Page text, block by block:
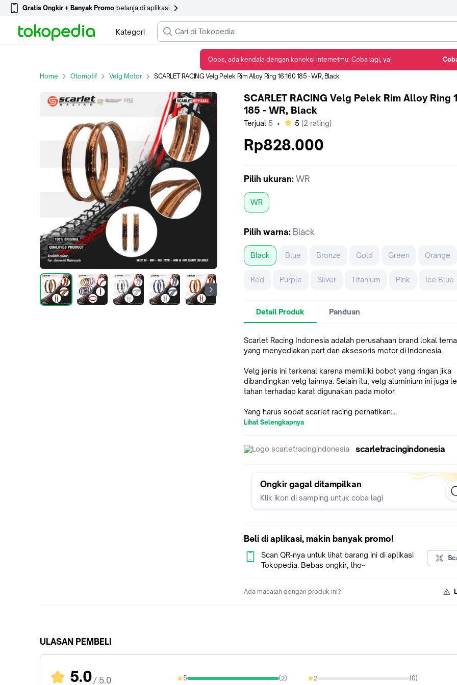
Gratis Ongkir + Banyak Promo belanja di aplikasi
Kategori
Home Otomotif Velg Motor SCARLET RACING Velg Pelek Rim Alloy Ring 16 160 185 - WR, Black
SCARLET RACING Velg Pelek Rim Alloy Ring 16 160
185 - WR, Black
Terjual 5 • bintang
5 (2 rating)
Rp828.000
Pilih ukuran: WR
WR
Pilih warna: Black
Black Blue Bronze Gold Green Orange
Red Purple Silver Titanium Pink Ice Blue
Detail Produk Panduan
Scarlet Racing Indonesia adalah perusahaan brand lokal
yang menyediakan part dan aksesoris motor di Indonesia.
Velg jenis ini terkenal karena memiliki bobot yang ringan jika
dibandingkan velg lainnya. Selain itu, velg aluminium ini juga
tahan terhadap karat digunakan pada motor
Yang harus sobat scarlet racing perhatikan:
- Mohon buat Video Unboxing saat paket Diterima dan Dibuka
- Jika ada kesalahan produk / kurang barang, harap
- Mohon perhatikan kelengkapan alamat sebelum melakukan
transaksi (untuk memudahkan kurir menemukan alamat anda )
Lihat Selengkapnya
scarletracingindonesia
Ongkir gagal ditampilkan
Klik ikon di samping untuk coba lagi
Beli di aplikasi, makin banyak promo!
Scan QR-nya untuk lihat barang ini di aplikasi
Tokopedia. Bebas ongkir, lho~
Ada masalah dengan produk ini?
ULASAN PEMBELI
5.0 / 5.0
5 (2)
100% 2 (0)
0%
Oops, ada kendala dengan koneksi internetmu. Coba lagi, ya!